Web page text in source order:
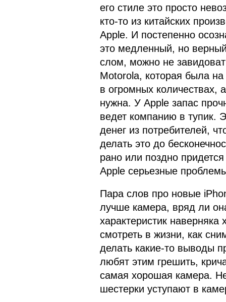
его стиле это просто
кто-то из китайских
Apple. И постепенно
это медленный, но
слом, можно не
Motorola, которая была
в огромных количествах,
нужна. У Apple запас
ведет компанию в тупик.
денег из потребителей,
делать это до
рано или поздно
Apple серьезные
Пара слов про новые
лучше камера, вряд ли
характеристик
смотреть в жизни, как
делать какие-то выводы
любят этим грешить,
самая хорошая камера.
шестерки уступают в